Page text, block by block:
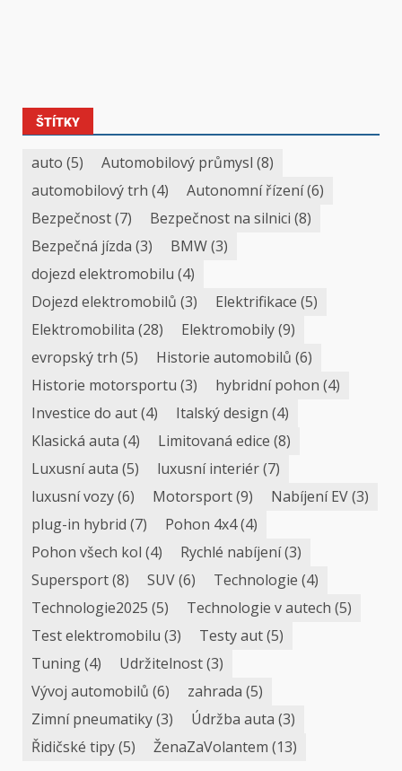
ŠTÍTKY
auto (5) Automobilový průmysl (8)
automobilový trh (4) Autonomní řízení(6)
Bezpečnost(7) Bezpečnost na silnici (8)
Bezpečná jízda (3) BMW(3)
dojezd elektromobilu (4)
Dojezd elektromobilů (3) Elektrifikace (5)
Elektromobilita (28) Elektromobily(9)
evropský trh (5) Historie automobilů (6)
Historie motorsportu (3) hybridní pohon (4)
Investice do aut(4) Italský design (4)
Klasická auta (4) Limitovaná edice (8)
Luxusní auta (5) luxusní interiér(7)
luxusní vozy(6) Motorsport(9) Nabíjení EV(3)
plug-in hybrid (7) Pohon 4x4(4)
Pohon všech kol (4) Rychlé nabíjení(3)
Supersport(8) SUV(6) Technologie (4)
Technologie2025 (5) Technologie v autech (5)
Test elektromobilu (3) Testy aut(5)
Tuning(4) Udržitelnost(3)
Vývoj automobilů (6) zahrada (5)
Zimní pneumatiky(3) Údržba auta (3)
Řidičské tipy(5) ŽenaZaVolantem (13)